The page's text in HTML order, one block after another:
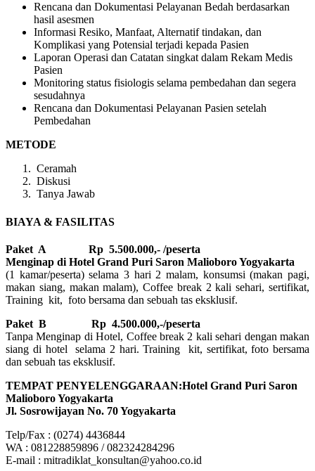
Rencana dan Dokumentasi Pelayanan Bedah berdasarkan
hasil asesmen
Informasi Resiko, Manfaat, Alternatif tindakan, dan
Komplikasi yang Potensial terjadi kepada Pasien
Laporan Operasi dan Catatan singkat dalam Rekam Medis
Pasien
Monitoring status fisiologis selama pembedahan dan segera
sesudahnya
Rencana dan Dokumentasi Pelayanan Pasien setelah
Pembedahan
METODE
Ceramah
Diskusi
Tanya Jawab
BIAYA & FASILITAS
Paket A Rp 5.500.000,- /peserta
Menginap di Hotel Grand Puri Saron Malioboro Yogyakarta
(1 kamar/peserta) selama 3 hari 2 malam, konsumsi (makan pagi,
makan siang, makan malam), Coffee break 2 kali sehari, sertifikat,
Training kit, foto bersama dan sebuah tas eksklusif.
Paket B
Rp 4.500.000,-/peserta
Tanpa Menginap di Hotel, Coffee break 2 kali sehari dengan makan
siang di hotel selama 2 hari. Training kit, sertifikat, foto bersama
dan sebuah tas eksklusif.
TEMPAT PENYELENGGARAAN:Hotel Grand Puri Saron
Malioboro Yogyakarta
Jl. Sosrowijayan No. 70 Yogyakarta
Telp/Fax : (0274) 4436844
WA : 081228859896 / 082324284296
E-mail : mitradiklat_konsultan@yahoo.co.id